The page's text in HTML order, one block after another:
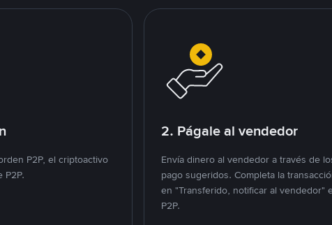
P2P, el criptoactivo
P2P.
2. Págale al vendedor
Envía dinero al vendedor a través de
pago sugeridos. Completa la
en "Transferido, notificar al vendedor"
P2P.